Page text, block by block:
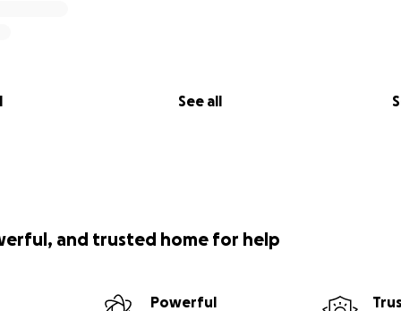
See all
and trusted home for help
Powerful